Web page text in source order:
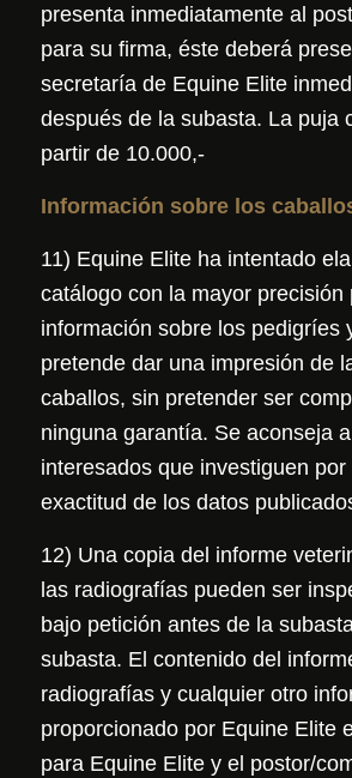
presenta inmediatamente al
para su firma, éste deberá
secretaría de Equine Elite
después de la subasta. La puja
partir de 10.000,-
Información sobre los
11) Equine Elite ha intentado
catálogo con la mayor precisión
información sobre los pedigríes
pretende dar una impresión de
caballos, sin pretender ser
ninguna garantía. Se aconseja
interesados que investiguen
exactitud de los datos
12) Una copia del informe
las radiografías pueden ser
bajo petición antes de la
subasta. El contenido del
radiografías y cualquier otro
proporcionado por Equine Elite
para Equine Elite y el postor/